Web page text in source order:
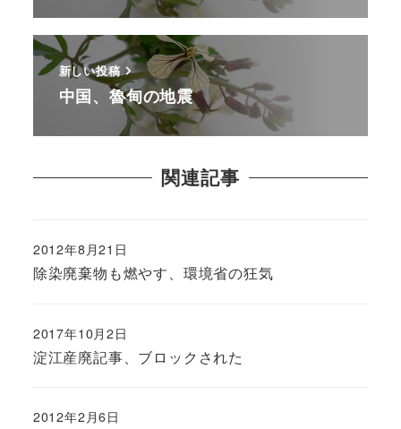
新しい投稿
中国、魯甸の地震
関連記事
除染廃棄物も燃やす、環境省の狂気
2012年8月21日
淀江産廃記事、ブロックされた
2017年10月2日
2012年2月6日